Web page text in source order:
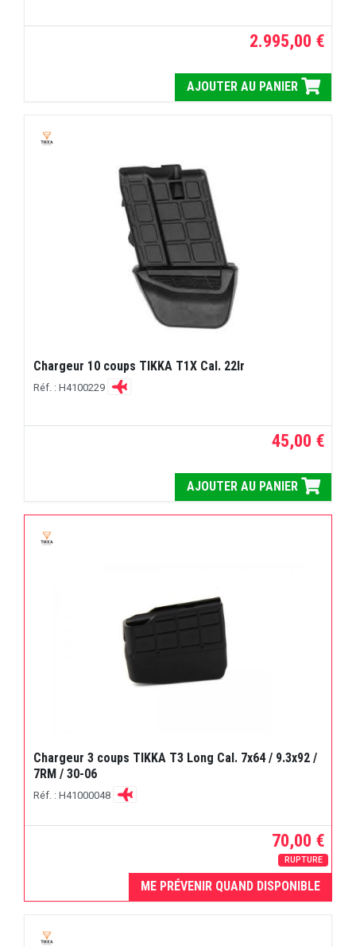
2.995,00 €
AJOUTER AU PANIER
Chargeur 10 coups TIKKA T1X Cal. 22lr
Réf. : H4100229
45,00 €
AJOUTER AU PANIER
Chargeur 3 coups TIKKA T3 Long Cal. 7x64 / 9.3x92 /
7RM / 30-06
Réf. : H41000048
70,00 €
RUPTURE
ME PRÉVENIR QUAND DISPONIBLE